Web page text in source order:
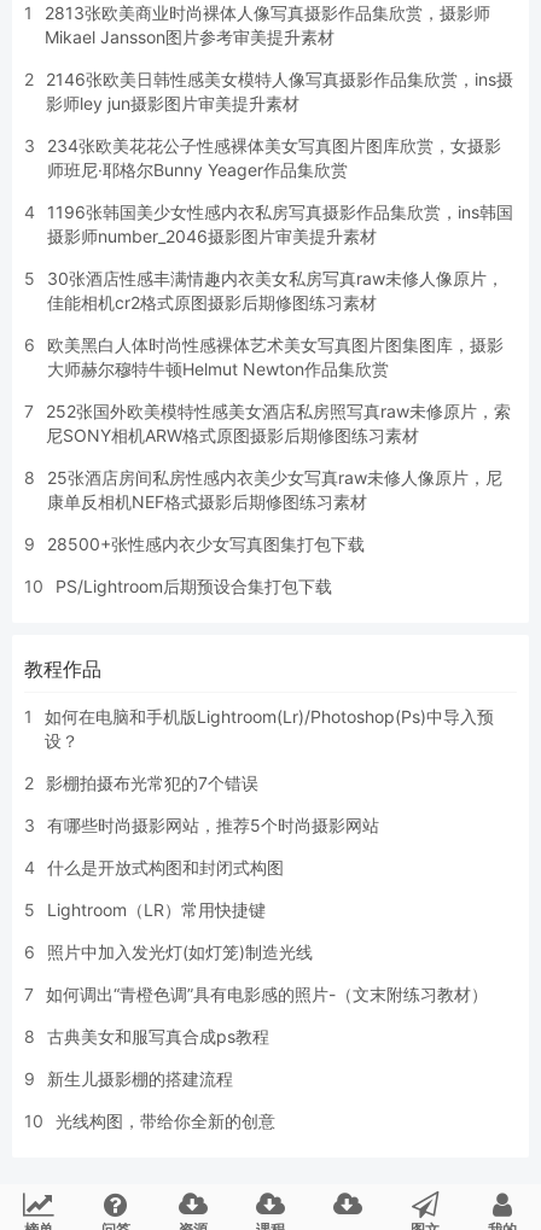
1
2813张欧美商业时尚裸体人像写真摄影作品集欣赏，摄影师
Mikael Jansson图片参考审美提升素材
2
2146张欧美日韩性感美女模特人像写真摄影作品集欣赏，ins摄
影师ley jun摄影图片审美提升素材
3
234张欧美花花公子性感裸体美女写真图片图库欣赏，女摄影
师班尼·耶格尔Bunny Yeager作品集欣赏
4
1196张韩国美少女性感内衣私房写真摄影作品集欣赏，ins韩国
摄影师number_2046摄影图片审美提升素材
5
30张酒店性感丰满情趣内衣美女私房写真raw未修人像原片，
佳能相机cr2格式原图摄影后期修图练习素材
6
欧美黑白人体时尚性感裸体艺术美女写真图片图集图库，摄影
大师赫尔穆特牛顿Helmut Newton作品集欣赏
7
252张国外欧美模特性感美女酒店私房照写真raw未修原片，索
尼SONY相机ARW格式原图摄影后期修图练习素材
8
25张酒店房间私房性感内衣美少女写真raw未修人像原片，尼
康单反相机NEF格式摄影后期修图练习素材
9 28500+张性感内衣少女写真图集打包下载
10 PS/Lightroom后期预设合集打包下载
教程作品
1
如何在电脑和手机版Lightroom(Lr)/Photoshop(Ps)中导入预
设？
2 影棚拍摄布光常犯的7个错误
3 有哪些时尚摄影网站，推荐5个时尚摄影网站
4 什么是开放式构图和封闭式构图
5 Lightroom（LR）常用快捷键
6 照片中加入发光灯(如灯笼)制造光线
7 如何调出“青橙色调”具有电影感的照片-（文末附练习教材）
8 古典美女和服写真合成ps教程
9 新生儿摄影棚的搭建流程
10 光线构图，带给你全新的创意